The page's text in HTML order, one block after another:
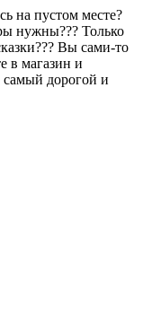
на пустом месте?
нужны??? Только
Вы сами-то
в магазин и
самый дорогой и